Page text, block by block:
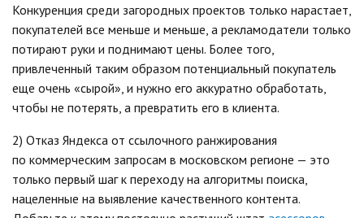
Конкуренция среди загородных проектов только нарастает,
покупателей все меньше и меньше, а рекламодатели только
потирают руки и поднимают цены. Более того,
привлеченный таким образом потенциальный покупатель
еще очень «сырой», и нужно его аккуратно обработать,
чтобы не потерять, а превратить его в клиента.
2) Отказ Яндекса от ссылочного ранжирования
по коммерческим запросам в московском регионе — это
только первый шаг к переходу на алгоритмы поиска,
нацеленные на выявление качественного контента.